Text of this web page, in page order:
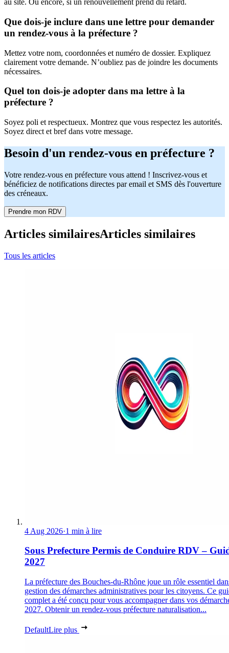
au site. Ou encore, si un renouvellement prend du retard.
Que dois-je inclure dans une lettre pour demander
un rendez-vous à la préfecture ?
Mettez votre nom, coordonnées et numéro de dossier. Expliquez
clairement votre demande. N’oubliez pas de joindre les documents
nécessaires.
Quel ton dois-je adopter dans ma lettre à la
préfecture ?
Soyez poli et respectueux. Montrez que vous respectez les autorités.
Soyez direct et bref dans votre message.
Besoin d'un rendez-vous en préfecture ?
Votre rendez-vous en préfecture vous attend ! Inscrivez-vous et
bénéficiez de notifications directes par email et SMS dès l'ouverture
des créneaux.
Prendre mon RDV
Articles similairesArticles similaires
Tous les articles
4 Aug 2026·1 min à lire
Sous Prefecture Permis de Conduire RDV –
2027
La préfecture des Bouches-du-Rhône joue un rôle essentiel
gestion des démarches administratives pour les citoyens. Ce
complet a été conçu pour vous accompagner dans vos
2027. Obtenir un rendez-vous préfecture naturalisation...
DefaultLire plus